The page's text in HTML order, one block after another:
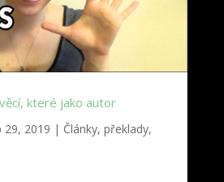
které jako autor
29, 2019 | Články, překlady,